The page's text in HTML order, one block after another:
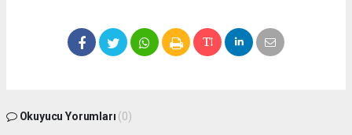
Okuyucu Yorumları (0)